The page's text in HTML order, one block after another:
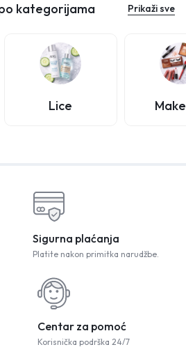
kategorijama Prikaži sve
Lice
Sigurna plaćanja
Platite nakon primitka narudžbe.
Centar za pomoć
Korisnička podrška 24/7